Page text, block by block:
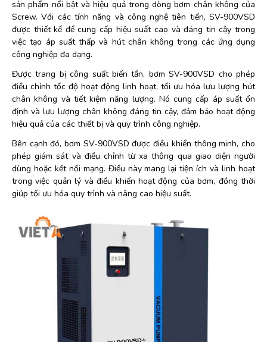
sản phẩm nổi bật và hiệu quả trong dòng bơm chân không của
Screw. Với các tính năng và công nghệ tiên tiến, SV-900VSD
được thiết kế để cung cấp hiệu suất cao và đáng tin cậy trong
việc tạo áp suất thấp và hút chân không trong các ứng dụng
công nghiệp đa dạng.
Được trang bị công suất biến tần, bơm SV-900VSD cho phép
điều chỉnh tốc độ hoạt động linh hoạt, tối ưu hóa lưu lượng hút
chân không và tiết kiệm năng lượng. Nó cung cấp áp suất ổn
định và lưu lượng chân không đáng tin cậy, đảm bảo hoạt động
hiệu quả của các thiết bị và quy trình công nghiệp.
Bên cạnh đó, bơm SV-900VSD được điều khiển thông minh, cho
phép giám sát và điều chỉnh từ xa thông qua giao diện người
dùng hoặc kết nối mạng. Điều này mang lại tiện ích và linh hoạt
trong việc quản lý và điều khiển hoạt động của bơm, đồng thời
giúp tối ưu hóa quy trình và nâng cao hiệu suất.